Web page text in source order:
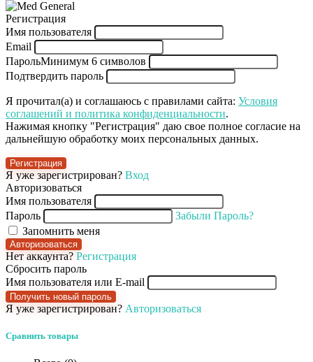
Регистрация
Имя пользователя
Email
ПарольМинимум 6 символов
Подтвердить пароль
Я прочитал(а) и соглашаюсь с правилами сайта: Условия
соглашений и политика конфиденциальности.
Нажимая кнопку "Регистрация" даю свое полное согласие на
дальнейшую обработку моих персональных данных.
Регистрация
Я уже зарегистрирован? Вход
Авторизоваться
Имя пользователя
Пароль
Забыли Пароль?
Запомнить меня
Авторизоваться
Нет аккаунта? Регистрация
Сбросить пароль
Имя пользователя или E-mail
Получить новый пароль
Я уже зарегистрирован? Авторизоваться
Сравнить товары